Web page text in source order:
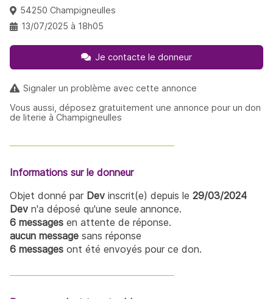
54250 Champigneulles
13/07/2025 à 18h05
Je contacte le donneur
Signaler un problème avec cette annonce
Vous aussi, déposez gratuitement une annonce pour un don
de literie à Champigneulles
Informations sur le donneur
Objet donné par Dev inscrit(e) depuis le 29/03/2024
Dev n'a déposé qu'une seule annonce.
6 messages en attente de réponse.
aucun message sans réponse
6 messages ont été envoyés pour ce don.